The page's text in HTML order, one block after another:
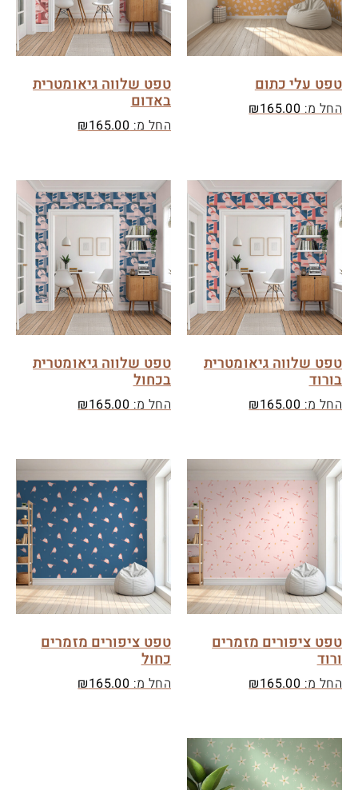
טפט עלי כתום
החל מ: ₪165.00
טפט שלווה גיאומטרית
באדום
החל מ: ₪165.00
טפט שלווה גיאומטרית
בורוד
החל מ: ₪165.00
טפט שלווה גיאומטרית
בכחול
החל מ: ₪165.00
טפט ציפורים מזמרים
ורוד
החל מ: ₪165.00
טפט ציפורים מזמרים
כחול
החל מ: ₪165.00